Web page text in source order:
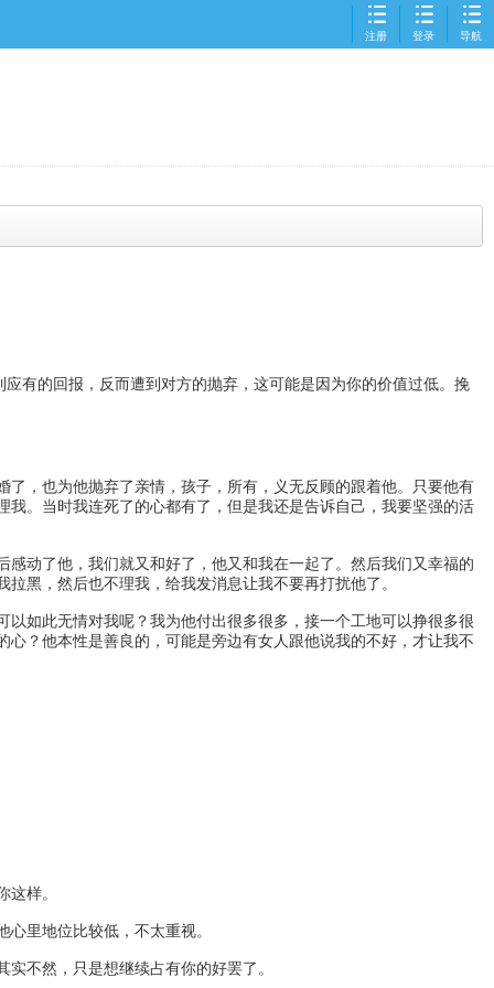
导航
登录
注册
有的回报，反而遭到对方的抛弃，这可能是因为你的价值过低。挽
，也为他抛弃了亲情，孩子，所有，义无反顾的跟着他。只要他有
。当时我连死了的心都有了，但是我还是告诉自己，我要坚强的活
动了他，我们就又和好了，他又和我在一起了。然后我们又幸福的
黑，然后也不理我，给我发消息让我不要再打扰他了。
如此无情对我呢？我为他付出很多很多，接一个工地可以挣很多很
？他本性是善良的，可能是旁边有女人跟他说我的不好，才让我不
样。
里地位比较低，不太重视。
不然，只是想继续占有你的好罢了。